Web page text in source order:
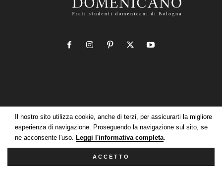
Il nostro sito utilizza cookie, anche di terzi, per assicurarti la migliore
esperienza di navigazione. Proseguendo la navigazione sul sito, se
ne acconsente l'uso. Leggi l'informativa completa.
ACCETTO
Informativa estesa sull’uso dei cookie
Informativa sul trattamento dei dati della Newsletter
L'Osservatore Domenicano